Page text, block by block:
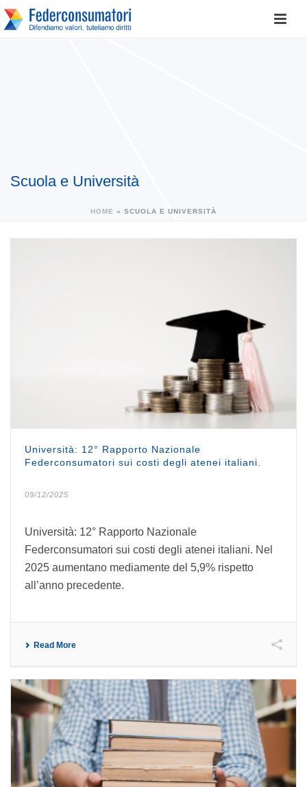
Scuola e Università
HOME » SCUOLA E UNIVERSITÀ
Università: 12° Rapporto Nazionale
Federconsumatori sui costi degli atenei italiani.
09/12/2025
Università: 12° Rapporto Nazionale
Federconsumatori sui costi degli atenei italiani. Nel
2025 aumentano mediamente del 5,9% rispetto
all’anno precedente.
Read More